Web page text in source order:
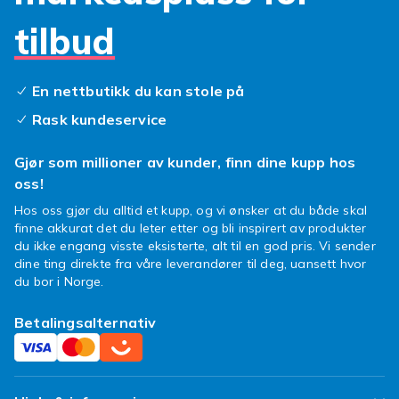
den fortjener. Velg din skjermbeskytter
oneplus nord 2
tilbud
En nettbutikk du kan stole på
Rask kundeservice
Gjør som millioner av kunder, finn dine kupp hos
oss!
Hos oss gjør du alltid et kupp, og vi ønsker at du både skal
finne akkurat det du leter etter og bli inspirert av produkter
du ikke engang visste eksisterte, alt til en god pris. Vi sender
dine ting direkte fra våre leverandører til deg, uansett hvor
du bor i Norge.
Betalingsalternativ